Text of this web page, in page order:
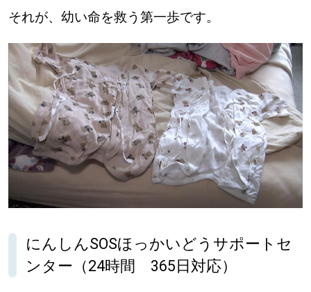
それが、幼い命を救う第一歩です。
にんしんSOSほっかいどうサポートセ
ンター（24時間 365日対応）